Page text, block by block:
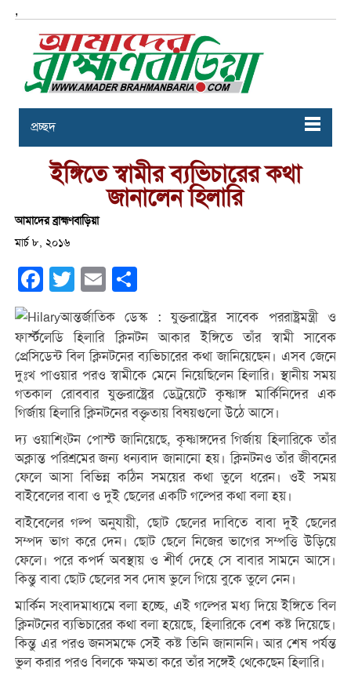
,
প্রচ্ছদ
ইঙ্গিতে স্বামীর ব্যভিচারের কথা
জানালেন হিলারি
আমাদের ব্রাহ্মণবাড়িয়া
মার্চ ৮, ২০১৬
Facebook
Twitter Email
আন্তর্জাতিক ডেস্ক : যুক্তরাষ্ট্রের সাবেক পররাষ্ট্রমন্ত্রী ও
ফার্স্টলেডি হিলারি ক্লিনটন আকার ইঙ্গিতে তাঁর স্বামী সাবেক
প্রেসিডেন্ট বিল ক্লিনটনের ব্যভিচারের কথা জানিয়েছেন। এসব জেনে
দুঃখ পাওয়ার পরও স্বামীকে মেনে নিয়েছিলেন হিলারি। স্থানীয় সময়
গতকাল রোববার যুক্তরাষ্ট্রের ডেট্রয়েটে কৃষ্ণাঙ্গ মার্কিনিদের এক
গির্জায় হিলারি ক্লিনটনের বক্তৃতায় বিষয়গুলো উঠে আসে।
দ্য ওয়াশিংটন পোস্ট জানিয়েছে, কৃষ্ণাঙ্গদের গির্জায় হিলারিকে তাঁর
অক্লান্ত পরিশ্রমের জন্য ধন্যবাদ জানানো হয়। ক্লিনটনও তাঁর জীবনের
ফেলে আসা বিভিন্ন কঠিন সময়ের কথা তুলে ধরেন। ওই সময়
বাইবেলের বাবা ও দুই ছেলের একটি গল্পের কথা বলা হয়।
বাইবেলের গল্প অনুযায়ী, ছোট ছেলের দাবিতে বাবা দুই ছেলের
সম্পদ ভাগ করে দেন। ছোট ছেলে নিজের ভাগের সম্পত্তি উড়িয়ে
ফেলে। পরে কপর্দ অবস্থায় ও শীর্ণ দেহে সে বাবার সামনে আসে।
কিন্তু বাবা ছোট ছেলের সব দোষ ভুলে গিয়ে বুকে তুলে নেন।
মার্কিন সংবাদমাধ্যমে বলা হচ্ছে, এই গল্পের মধ্য দিয়ে ইঙ্গিতে বিল
ক্লিনটনের ব্যভিচারের কথা বলা হয়েছে, হিলারিকে বেশ কষ্ট দিয়েছে।
কিন্তু এর পরও জনসমক্ষে সেই কষ্ট তিনি জানাননি। আর শেষ পর্যন্ত
ভুল করার পরও বিলকে ক্ষমতা করে তাঁর সঙ্গেই থেকেছেন হিলারি।